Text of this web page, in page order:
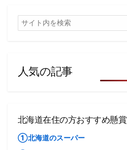
検
索
人気の記事
北海道在住の方おすすめ懸賞
①北海道のスーパー